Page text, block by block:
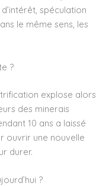
spéculation
le même sens, les
?
explose alors
des minerais
10 ans a laissé
ouvrir une nouvelle
durer.
?